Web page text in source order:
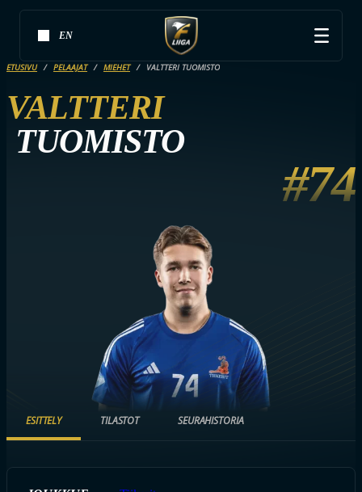
EN
ETUSIVU PELAAJAT MIEHET VALTTERI TUOMISTO
VALTTERI
TUOMISTO
#74
ESITTELY TILASTOT SEURAHISTORIA